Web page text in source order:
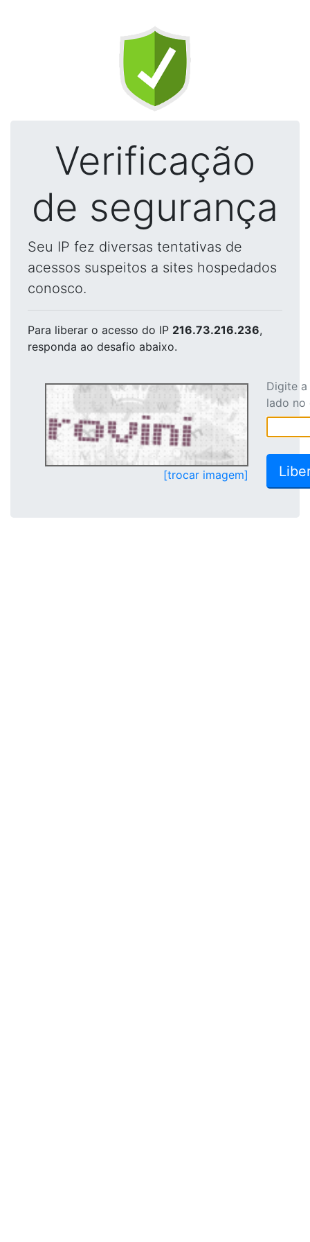
Verificação
de segurança
Seu IP fez diversas tentativas de
acessos suspeitos a sites hospedados
conosco.
Para liberar o acesso do IP 216.73.216.236,
responda ao desafio abaixo.
[trocar imagem]
Digite
lado no